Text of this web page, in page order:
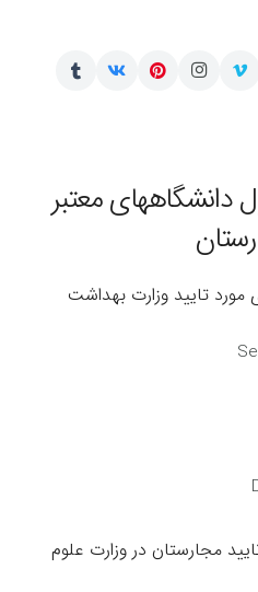
معتبر
تایید وزارت بهداشت
مجارستان در وزارت علوم